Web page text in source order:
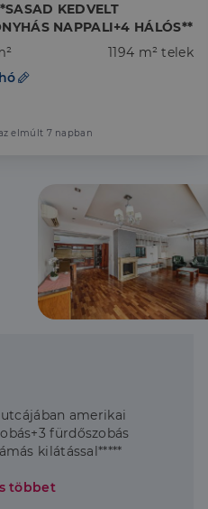
KEDVELT
NAPPALI+4 HÁLÓS**
1194 m² telek
elmúlt 7 napban
amerikai
fürdőszobás
kilátással*****
többet